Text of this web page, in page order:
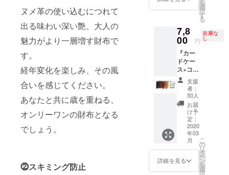
ヌメ革の使い込むにつれて
出る味わい深い艶、大人の
魅力がより一層増す財布で
す。
経年変化を楽しみ、その風
合いを感じてください。
あなたと共に歳を重ねる、
オンリーワンの財布となる
でしょう。
⓶スキミング防止
secure
【veget
able
tanned
wallet】
× 1個 ■
日本語
説明書
× 1個 ※
オリジ
ナルbox
に入れ
てお届
けいた
しま
す。
販売予
定価格
円 →
7,800円
（税・
送料
込） ※
カラー
をお選
びくだ
さい 配
送時
期：
2020年
3月下旬
より順
次発送
予定 送
料無料
を
選
択
す
る
7,8
00 円
在庫な
し
『カー
ドケー
ス×コイ
ンポ
ケット
付き』
machi-
ya限定
割引
35％OF
F コー
ス 一般
販売予
定価格
12,000
支援
者：
50人
お届
け予
定：
2020
年03
月
詳細を見る
こ
の
リ
タ
ー
ン
を
選
択